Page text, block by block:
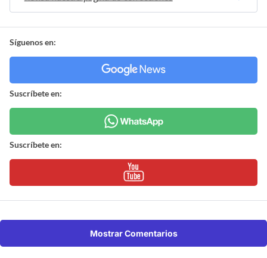
Síguenos en:
Suscríbete en:
Suscríbete en:
Mostrar Comentarios